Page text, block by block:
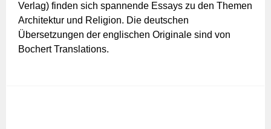
Verlag) finden sich spannende Essays zu den Themen
Architektur und Religion. Die deutschen
Übersetzungen der englischen Originale sind von
Bochert Translations.